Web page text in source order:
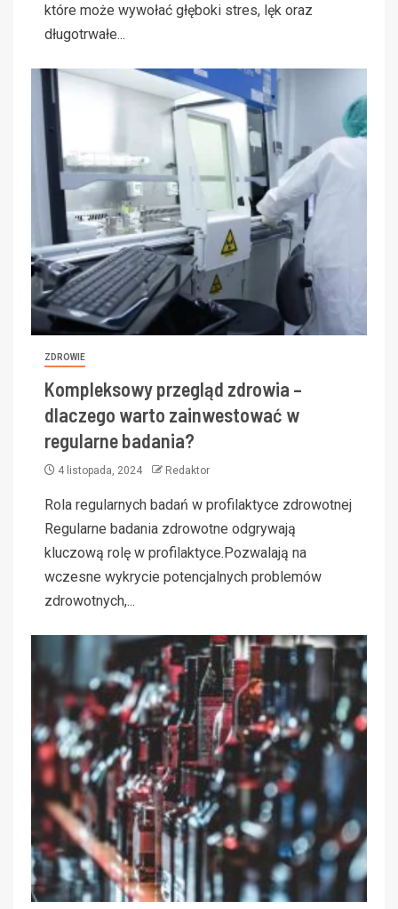
które może wywołać głęboki stres, lęk oraz
długotrwałe...
ZDROWIE
Kompleksowy przegląd zdrowia –
dlaczego warto zainwestować w
regularne badania?
4 listopada, 2024 Redaktor
Rola regularnych badań w profilaktyce zdrowotnej
Regularne badania zdrowotne odgrywają
kluczową rolę w profilaktyce.Pozwalają na
wczesne wykrycie potencjalnych problemów
zdrowotnych,...